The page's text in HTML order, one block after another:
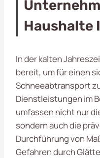
Haushalte
In der kalten
bereit, um für einen
Schneeabtransport
Dienstleistungen im
umfassen nicht nur
sondern auch die
Durchführung von
Gefahren durch